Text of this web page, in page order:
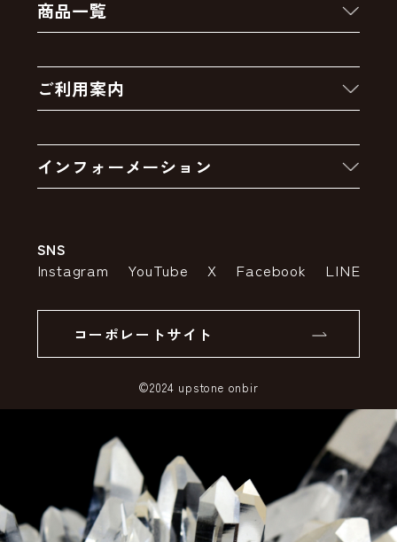
商品一覧
クーポン
卸販売・大量注文
アウトレットセール
ご利用案内
お支払いについて
インフォーメーション
特定商取引法の表示
SSLサーバー証明書とは
SNS
Instagram YouTube X Facebook LINE
コーポレートサイト
©2024 upstone onbir